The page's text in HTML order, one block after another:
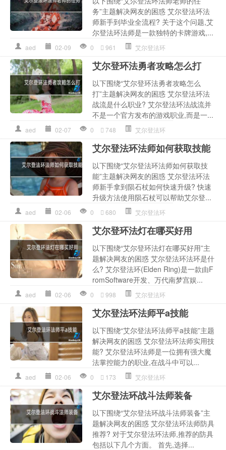
务”主题解决网友的困惑 艾尔登法环法
师新手到毕业全流程? 关于这个问题,艾
尔登法环法师是一款独特的卡牌游戏,...
aed 02-09 0 961 艾尔登法环
艾尔登环法勇者攻略怎么打
以下围绕“艾尔登环法勇者攻略怎么
打”主题解决网友的困惑 艾尔登法环法
战流是什么职业? 艾尔登法环法战流并
不是一个官方发布的游戏职业,而是一...
aed 02-07 0 748 艾尔登法环
艾尔登法环法师如何获取技能
以下围绕“艾尔登法环法师如何获取技
能”主题解决网友的困惑 艾尔登法环法
师新手拿到陨石杖如何快速升级? 快速
升级方法使用陨石杖可以帮助艾尔登...
aed 02-06 0 680 艾尔登法环
艾尔登环法灯在哪买好用
以下围绕“艾尔登环法灯在哪买好用”主
题解决网友的困惑 艾尔登法环法环是什
么? 艾尔登法环(Elden Ring)是一款由F
romSoftware开发、万代南梦宫娱...
aed 02-06 0 998 艾尔登法环
艾尔登法环法师平a技能
以下围绕“艾尔登法环法师平a技能”主题
解决网友的困惑 艾尔登法环法师实用技
能? 艾尔登法环法师是一位拥有强大魔
法掌控能力的职业,在战斗中可以...
aed 02-06 0 173 艾尔登法环
艾尔登法环战斗法师装备
以下围绕“艾尔登法环战斗法师装备”主
题解决网友的困惑 艾尔登法环法师防具
推荐? 对于艾尔登法环法师,推荐的防具
包括以下几个方面。 首先,选择...